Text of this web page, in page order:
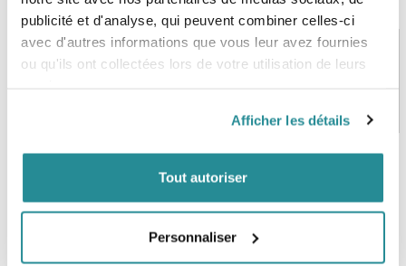
publicité et d'analyse, qui peuvent combiner celles-ci
avec d'autres informations que vous leur avez fournies
ou qu'ils ont collectées lors de votre utilisation de leurs
Afficher les détails
Tout autoriser
Personnaliser
Une équipe de passionnés
À partir de 99€ d’achat*